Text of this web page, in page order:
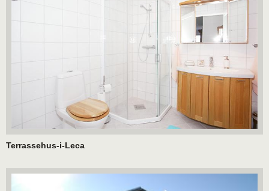
Terrassehus-i-Leca